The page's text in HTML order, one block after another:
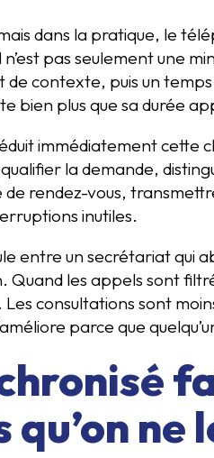
dans la pratique, le
pas seulement une
contexte, puis un
bien plus que sa durée
immédiatement cette
la demande,
rendez-vous,
inutiles.
entre un secrétariat qui
Quand les appels sont
consultations sont
parce que
ne